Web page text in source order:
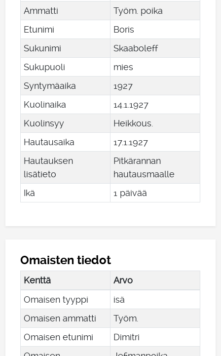
Ammatti
Työm. poika
Etunimi
Boris
Sukunimi
Skaaboleff
Sukupuoli
mies
Syntymäaika
1927
Kuolinaika
14.1 1927
Kuolinsyy
Heikkous.
Hautausaika
17.1 1927
Hautauksen
lisätieto
Pitkärannan
hautausmaalle
Ikä
1 päivää
Omaisten tiedot
Kenttä
Arvo
Omaisen tyyppi
isä
Omaisen ammatti
Työm.
Omaisen etunimi
Dimitri